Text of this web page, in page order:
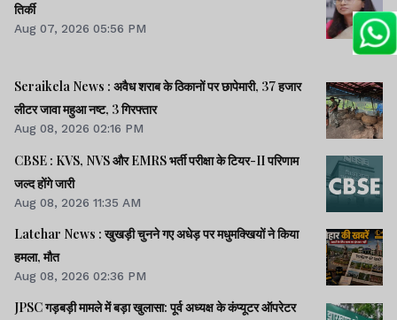
तिर्की
Aug 07, 2026 05:56 PM
Seraikela News : अवैध शराब के ठिकानों पर छापेमारी, 37 हजार
लीटर जावा महुआ नष्ट, 3 गिरफ्तार
Aug 08, 2026 02:16 PM
CBSE : KVS, NVS और EMRS भर्ती परीक्षा के टियर-II परिणाम
जल्द होंगे जारी
Aug 08, 2026 11:35 AM
Latehar News : खुखड़ी चुनने गए अधेड़ पर मधुमक्खियों ने किया
हमला, मौत
Aug 08, 2026 02:36 PM
JPSC गड़बड़ी मामले में बड़ा खुलासा: पूर्व अध्यक्ष के कंप्यूटर ऑपरेटर